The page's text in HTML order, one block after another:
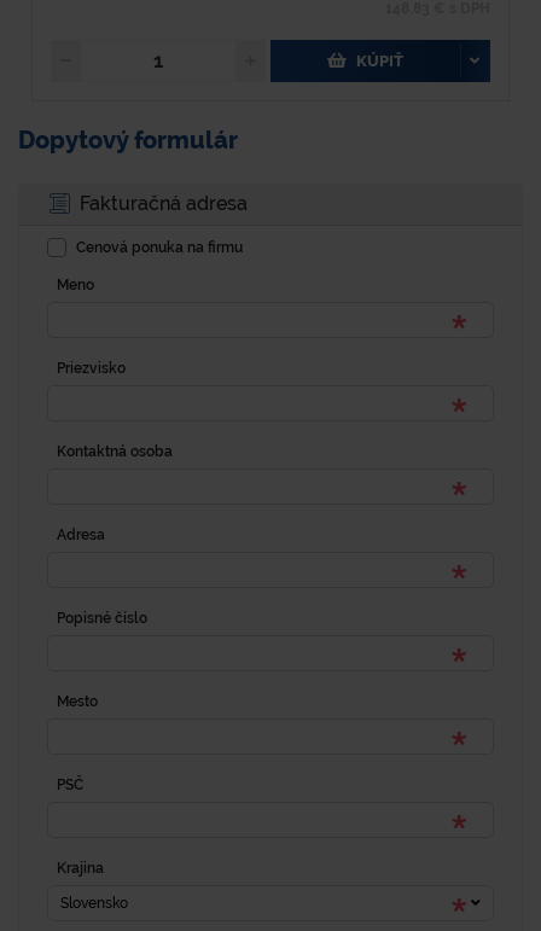
KÚPIŤ
Dopytový formulár
Fakturačná adresa
Cenová ponuka na firmu
Meno
Priezvisko
Kontaktná osoba
Adresa
Popisné číslo
Mesto
PSČ
Krajina
Slovensko